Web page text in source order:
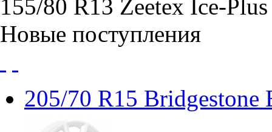
155/80 R13 Zeetex Ice-
Новые поступления
205/70 R15